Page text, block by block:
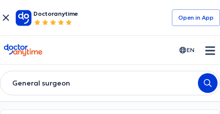
Doctoranytime
Open in Αpp
doctoranytime EN
General surgeon